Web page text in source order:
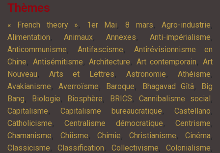
Thèmes
« French theory » 1er Mai ,8 mars Agro-industrie
Alimentation Animaux ,Annexes ,Anti-impérialisme
Anticommunisme Antifascisme
Antirévisionnisme en
Chine
Antisémitisme ,Architecture Art contemporain ,Art
Nouveau ,Arts et Lettres Astronomie ,Athéisme
Avakianisme ,Averroïsme Baroque Bhagavad Gîtâ
Big
Bang
Biologie Biosphère BRICS ,Cannibalisme social
Capitalisme ,Capitalisme bureaucratique ,Castellano
Catholicisme ,Centralisme démocratique ,Centrisme
Chamanisme Chiisme Chimie ,Christianisme Cinéma
Classicisme Classification Collectivisme Colonialisme